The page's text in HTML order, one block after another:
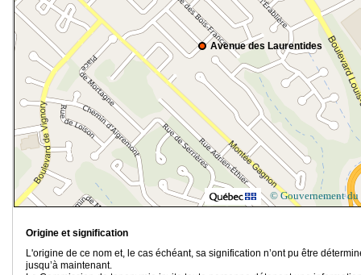
Avenue des Laurentides
© Gouvernement du
Origine et signification
L'origine de ce nom et, le cas échéant, sa signification n’ont pu être
jusqu’à maintenant.